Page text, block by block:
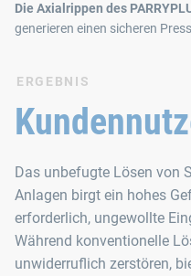
Die Axialrippen des
generieren einen sicheren
ERGEBNIS
Das unbefugte Lösen von
Anlagen birgt ein hohes
erforderlich, ungewollte
Während konventionelle
unwiderruflich zerstören,